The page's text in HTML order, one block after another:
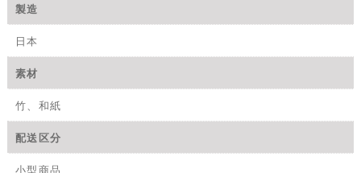
製造
日本
素材
竹、和紙
配送区分
小型商品